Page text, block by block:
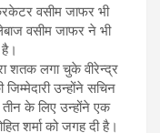
वसीम जाफर भी
वसीम जाफर ने भी
शतक लगा चुके वीरेन्द्र
उन्होंने सचिन
के लिए उन्होंने एक
शर्मा को जगह दी है।